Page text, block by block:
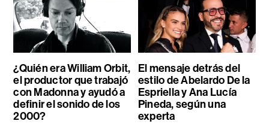
¿Quién era William Orbit,
el productor que trabajó
con Madonna y ayudó a
definir el sonido de los
2000?
El mensaje detrás del
estilo de Abelardo De la
Espriella y Ana Lucía
Pineda, según una
experta